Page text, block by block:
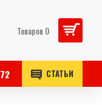
Товаров 0
СТАТЬИ